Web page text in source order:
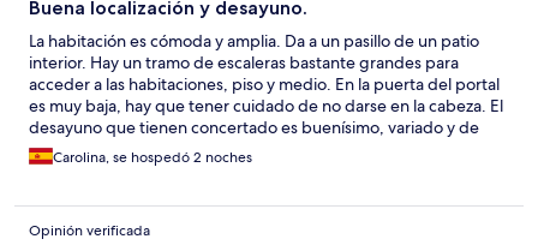
Buena localización y desayuno.
La habitación es cómoda y amplia. Da a un pasillo de un patio
interior. Hay un tramo de escaleras bastante grandes para
acceder a las habitaciones, piso y medio. En la puerta del portal
es muy baja, hay que tener cuidado de no darse en la cabeza. El
desayuno que tienen concertado es buenísimo, variado y de
calidad. La ubicación muy buena también, a diez minutos
andando de la estación de tren, bus interurbano, la isla de
los alrededores.
Carolina, se hospedó 2 noches
Opinión verificada